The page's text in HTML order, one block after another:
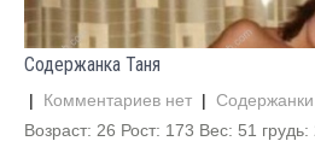
Содержанка Таня
| Комментариев нет |
Возраст: 26 Рост: 173 Вес: 51